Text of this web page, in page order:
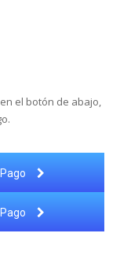
el botón de abajo,